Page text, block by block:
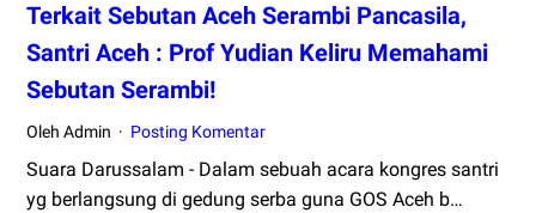
Terkait Sebutan Aceh Serambi Pancasila,
Santri Aceh : Prof Yudian Keliru Memahami
Sebutan Serambi!
Oleh Admin Posting Komentar
Suara Darussalam - Dalam sebuah acara kongres santri
yg berlangsung di gedung serba guna GOS Aceh b…